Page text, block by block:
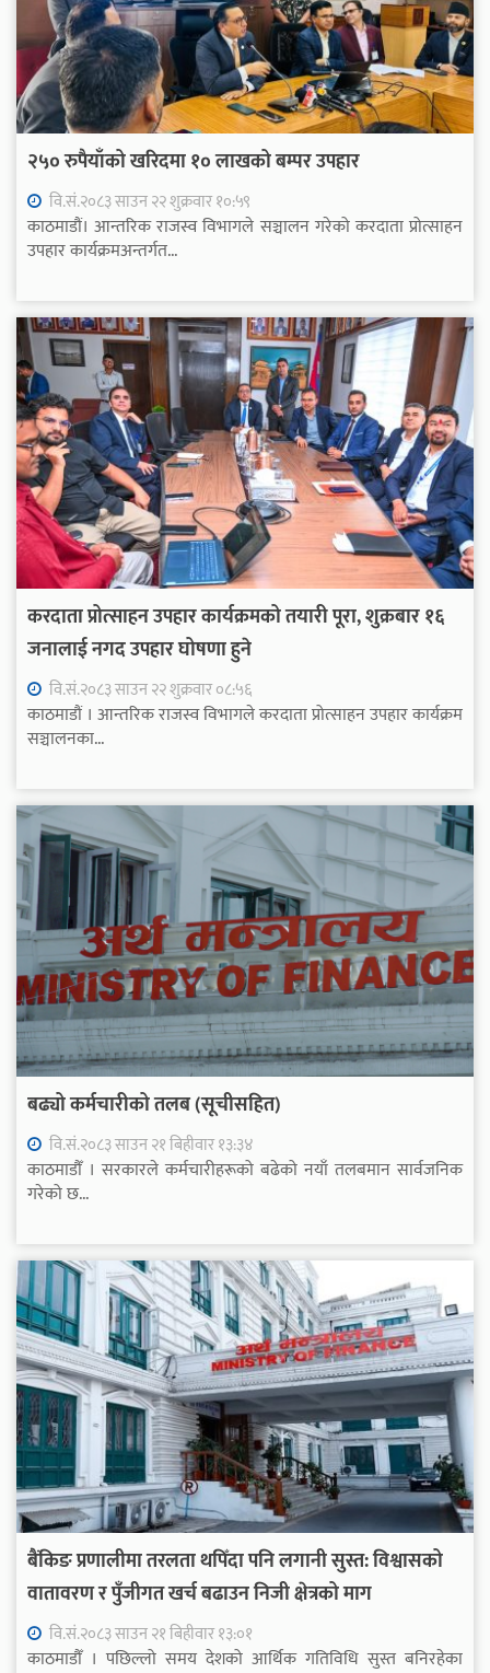
२५० रुपैयाँको खरिदमा १० लाखको बम्पर उपहार
वि.सं.२०८३ साउन २२ शुक्रवार १०:५९
काठमाडौं। आन्तरिक राजस्व विभागले सञ्चालन गरेको करदाता प्रोत्साहन
उपहार कार्यक्रमअन्तर्गत...
करदाता प्रोत्साहन उपहार कार्यक्रमको तयारी पूरा, शुक्रबार १६
जनालाई नगद उपहार घोषणा हुने
वि.सं.२०८३ साउन २२ शुक्रवार ०८:५६
काठमाडौं । आन्तरिक राजस्व विभागले करदाता प्रोत्साहन उपहार कार्यक्रम
सञ्चालनका...
बढ्यो कर्मचारीको तलब (सूचीसहित)
वि.सं.२०८३ साउन २१ बिहीवार १३:३४
काठमाडौँ । सरकारले कर्मचारीहरूको बढेको नयाँ तलबमान सार्वजनिक
गरेको छ...
बैंकिङ प्रणालीमा तरलता थपिँदा पनि लगानी सुस्त: विश्वासको
वातावरण र पुँजीगत खर्च बढाउन निजी क्षेत्रको माग
वि.सं.२०८३ साउन २१ बिहीवार १३:०१
काठमाडौँ । पछिल्लो समय देशको आर्थिक गतिविधि सुस्त बनिरहेका